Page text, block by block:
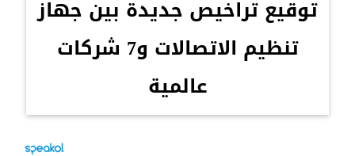
توقيع تراخيص جديدة بين جهاز
تنظيم الاتصالات و7 شركات
عالمية